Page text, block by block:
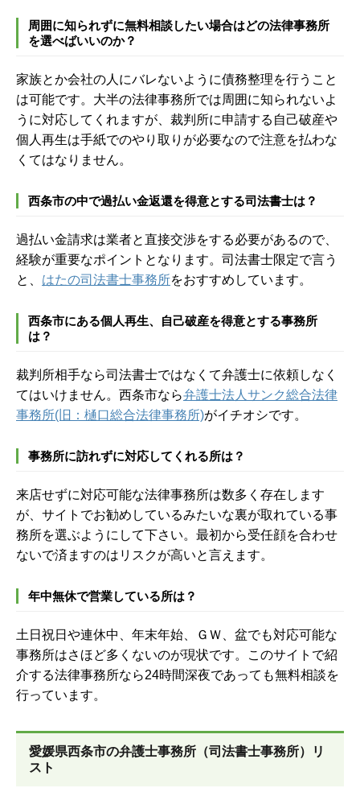
周囲に知られずに無料相談したい場合はどの法律事務所
を選べばいいのか？
家族とか会社の人にバレないように債務整理を行うこと
は可能です。大半の法律事務所では周囲に知られないよ
うに対応してくれますが、裁判所に申請する自己破産や
個人再生は手紙でのやり取りが必要なので注意を払わな
くてはなりません。
西条市の中で過払い金返還を得意とする司法書士は？
過払い金請求は業者と直接交渉をする必要があるので、
経験が重要なポイントとなります。司法書士限定で言う
と、 はたの司法書士事務所をおすすめしています。
西条市にある個人再生、自己破産を得意とする事務所
は？
裁判所相手なら司法書士ではなくて弁護士に依頼しなく
てはいけません。西条市なら弁護士法人サンク総合法律
事務所(旧：樋口総合法律事務所)がイチオシです。
事務所に訪れずに対応してくれる所は？
来店せずに対応可能な法律事務所は数多く存在します
が、サイトでお勧めしているみたいな裏が取れている事
務所を選ぶようにして下さい。最初から受任顔を合わせ
ないで済ますのはリスクが高いと言えます。
年中無休で営業している所は？
土日祝日や連休中、年末年始、ＧＷ、盆でも対応可能な
事務所はさほど多くないのが現状です。このサイトで紹
介する法律事務所なら24時間深夜であっても無料相談を
行っています。
愛媛県西条市の弁護士事務所（司法書士事務所）リ
スト